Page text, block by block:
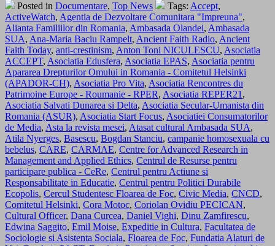
Posted in Documentare, Top News Tags: Accept,
ActiveWatch, Agentia de Dezvoltare Comunitara "Impreuna",
Alianta Familiilor din Romania, Ambasada Olandei, Ambasada
SUA, Ana-Maria Baciu Rampelt, Ancient Faith Radio, Ancient
Faith Today, anti-crestinism, Anton Toni NICULESCU, Asociatia
ACCEPT, Asociatia Edusfera, Asociatia EPAS, Asociatia pentru
Apararea Drepturilor Omului in Romania - Comitetul Helsinki
(APADOR-CH), Asociatia Pro Vita, Asociatia Rencontres du
Patrimoine Europe - Roumanie - RPER, Asociatia REPER21 ,
Asociatia Salvati Dunarea si Delta, Asociatia Secular-Umanista din
Romania (ASUR), Asociatia Start Focus, Asociatiei Consumatorilor
de Media, Asta la revista mesei, Atasat cultural Ambasada SUA,
Atila Nyerges, Basescu, Bogdan Stanciu, campanie homosexuala cu
bebelus, CARE, CARMAE, Centre for Advanced Research in
Management and Applied Ethics, Centrul de Resurse pentru
participare publica - CeRe, Centrul pentru Actiune si
Responsabilitate in Educatie, Centrul pentru Politici Durabile
Ecopolis, Cercul Studentesc Floarea de Foc, Civic Media, CNCD,
Comitetul Helsinki, Cora Motoc, Coriolan Ovidiu PECICAN,
Cultural Officer, Dana Curcea, Daniel Vighi, Dinu Zamfirescu,
Edwina Saggito, Emil Moise, Expeditie in Cultura, Facultatea de
Sociologie si Asistenta Sociala, Floarea de Foc, Fundatia Alaturi de